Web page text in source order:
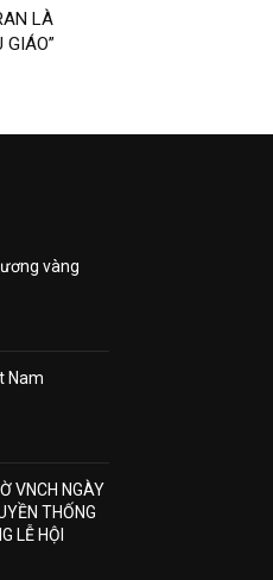
LÀ
GIÁO”
vàng
Nam
VNCH NGÀY
THỐNG
LỄ HỘI